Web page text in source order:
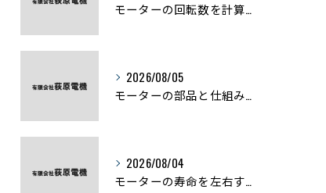
モーターの回転数を計算から実践まで徹底解説
2026/08/05
モーターの部品と仕組みを図解で学ぶ基礎知識まとめ
2026/08/04
モーターの寿命を左右する劣化症状と用途別の交換時期を徹底解説